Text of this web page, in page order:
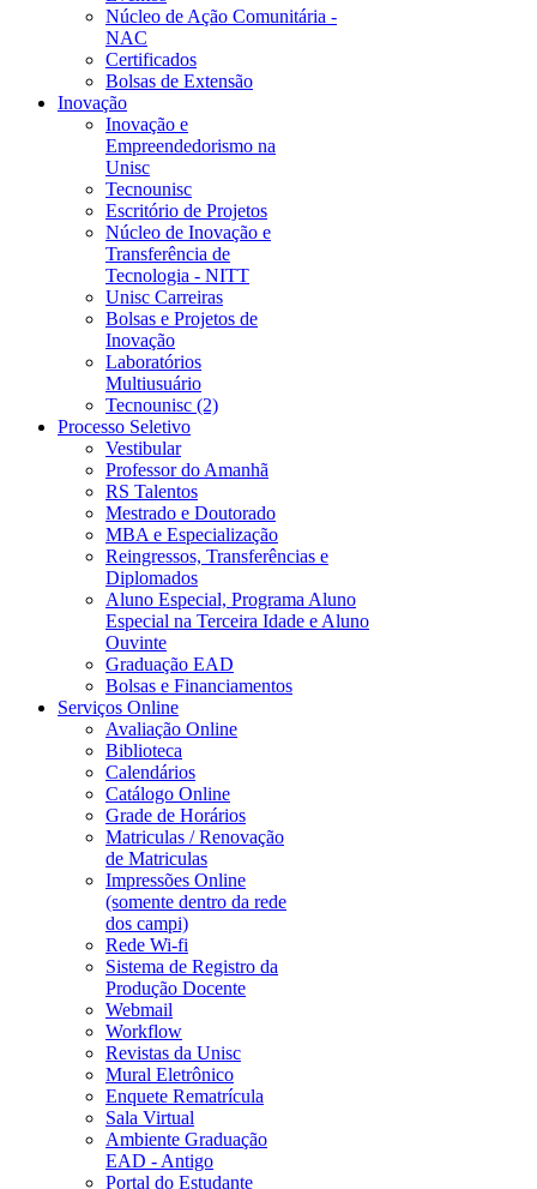
Núcleo de Ação Comunitária -
NAC
Certificados
Bolsas de Extensão
Inovação
Inovação e
Empreendedorismo na
Unisc
Tecnounisc
Escritório de Projetos
Núcleo de Inovação e
Transferência de
Tecnologia - NITT
Unisc Carreiras
Bolsas e Projetos de
Inovação
Laboratórios
Multiusuário
Tecnounisc (2)
Processo Seletivo
Vestibular
Professor do Amanhã
RS Talentos
Mestrado e Doutorado
MBA e Especialização
Reingressos, Transferências e
Diplomados
Aluno Especial, Programa Aluno
Especial na Terceira Idade e Aluno
Ouvinte
Graduação EAD
Bolsas e Financiamentos
Serviços Online
Avaliação Online
Biblioteca
Calendários
Catálogo Online
Grade de Horários
Matriculas / Renovação
de Matriculas
Impressões Online
(somente dentro da rede
dos campi)
Rede Wi-fi
Sistema de Registro da
Produção Docente
Webmail
Workflow
Revistas da Unisc
Mural Eletrônico
Enquete Rematrícula
Sala Virtual
Ambiente Graduação
EAD - Antigo
Portal do Estudante